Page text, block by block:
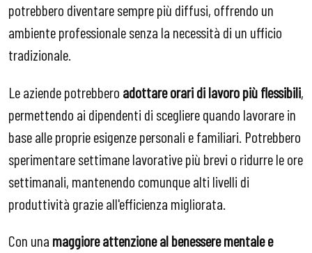
potrebbero diventare sempre più diffusi, offrendo un
ambiente professionale senza la necessità di un ufficio
tradizionale.
Le aziende potrebbero adottare orari di lavoro più flessibili,
permettendo ai dipendenti di scegliere quando lavorare in
base alle proprie esigenze personali e familiari. Potrebbero
sperimentare settimane lavorative più brevi o ridurre le ore
settimanali, mantenendo comunque alti livelli di
produttività grazie all'efficienza migliorata.
Con una maggiore attenzione al benessere mentale e